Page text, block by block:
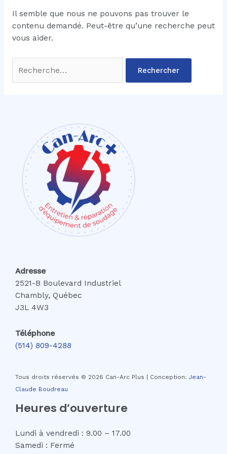
Il semble que nous ne pouvons pas trouver le
contenu demandé. Peut-être qu’une recherche peut
vous aider.
Adresse
2521-B Boulevard Industriel
Chambly, Québec
J3L 4W3
Téléphone
(514) 809-4288
Tous droits réservés © 2026 Can-Arc Plus | Conception: Jean-
Claude Boudreau
Heures d’ouverture
Lundi à vendredi : 9.00 – 17.00
Samedi : Fermé